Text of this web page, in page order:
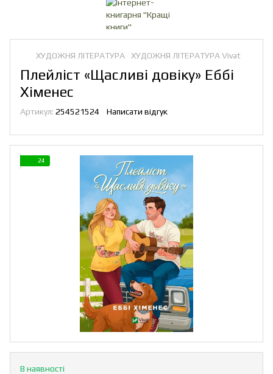
ХУДОЖНЯ ЛІТЕРАТУРА ХУДОЖНЯ ЛІТЕРАТУРА Vivat
Плейліст «Щасливі довіку» Еббі
Хіменес
Артикул: 254521524 Написати відгук
24
В наявності